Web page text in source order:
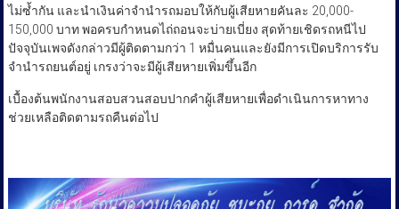
ไม่ซ้ำกัน และนำเงินค่าจำนำรถมอบให้กับผู้เสียหายคันละ 20,000-
150,000 บาท พอครบกำหนดไถ่ถอนจะบ่ายเบี่ยง สุดท้ายเชิดรถหนีไป
ปัจจุบันเพจดังกล่าวมีผู้ติดตามกว่า 1 หมื่นคนและยังมีการเปิดบริการรับ
จำนำรถยนต์อยู่ เกรงว่าจะมีผู้เสียหายเพิ่มขึ้นอีก
เบื้องต้นพนักงานสอบสวนสอบปากคำผู้เสียหายเพื่อดำเนินการหาทาง
ช่วยเหลือติดตามรถคืนต่อไป